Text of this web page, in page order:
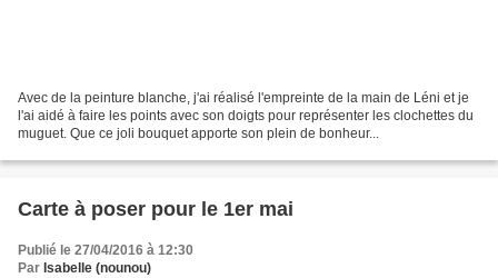
Avec de la peinture blanche, j'ai réalisé l'empreinte de la main de Léni et je
l'ai aidé à faire les points avec son doigts pour représenter les clochettes du
muguet. Que ce joli bouquet apporte son plein de bonheur...
Carte à poser pour le 1er mai
Publié le 27/04/2016 à 12:30
Par Isabelle (nounou)